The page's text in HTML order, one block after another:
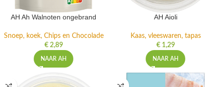
AH Ah Walnoten ongebrand
Snoep, koek, Chips en Chocolade
€2,89
NAAR AH
AH Aioli
Kaas, vleeswaren, tapas
€1,29
NAAR AH